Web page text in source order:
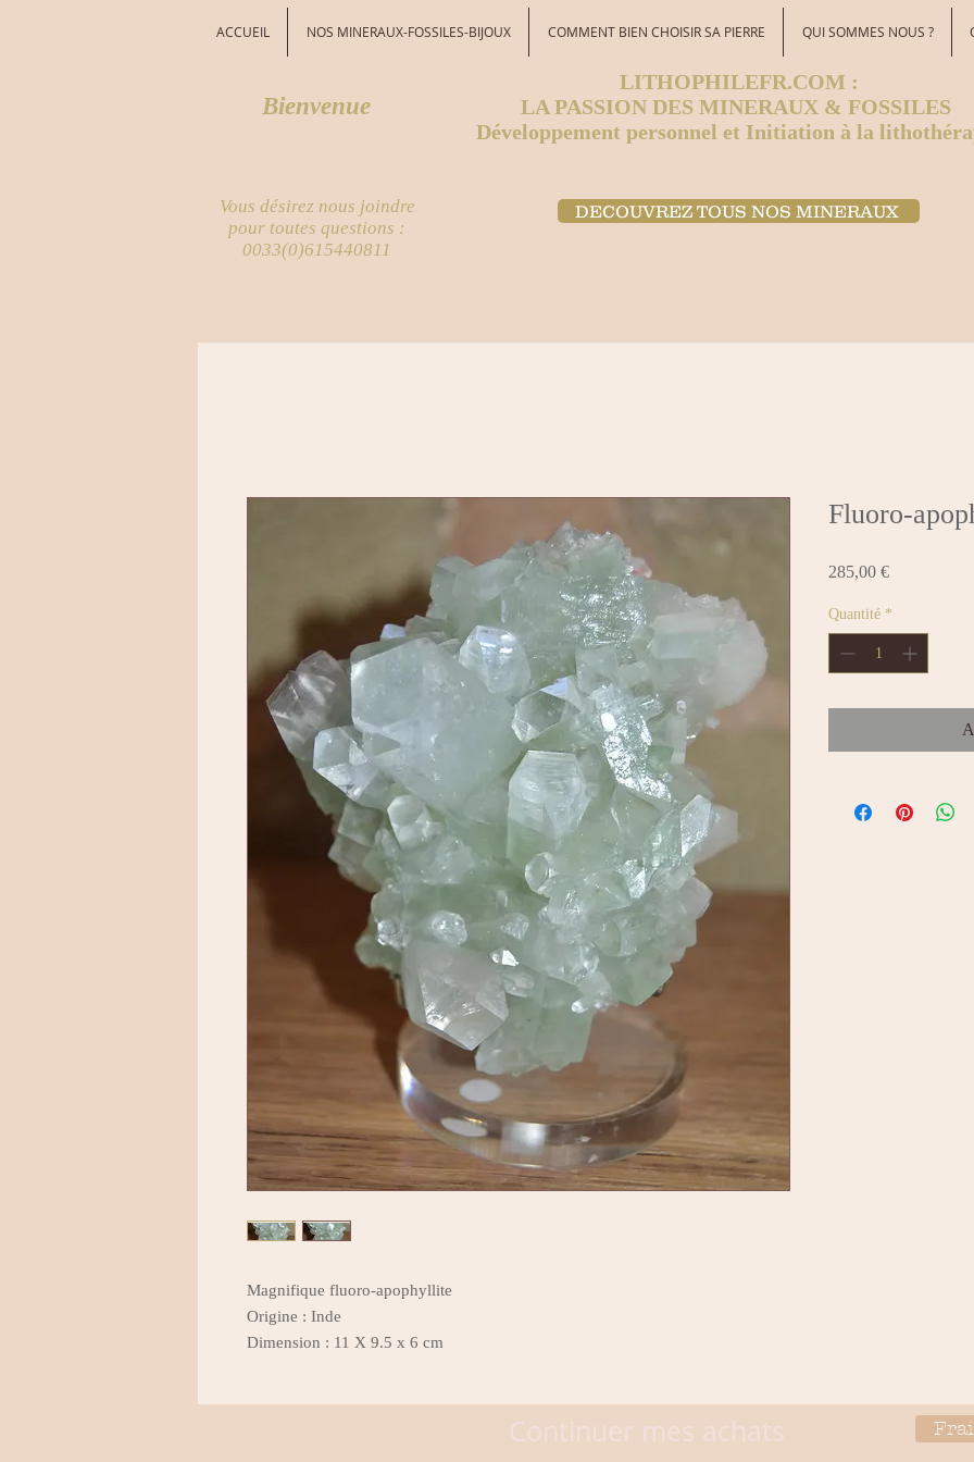
ACCUEIL NOS MINERAUX-FOSSILES-BIJOUX COMMENT BIEN CHOISIR SA PIERRE QUI SOMMES NOUS ?
LITHOPHILEFR.COM :
LA PASSION DES MINERAUX & FOSSILES
Développement personnel et Initiation à la
Bienvenue
Vous désirez nous joindre
pour toutes questions :
0033(0)615440811
DECOUVREZ TOUS NOS MINERAUX ​
Magnifique fluoro-apophyllite
Origine : Inde
Dimension : 11 X 9.5 x 6 cm
Fluoro-
285,00 €Prix
Quantité *
Continuer mes achats